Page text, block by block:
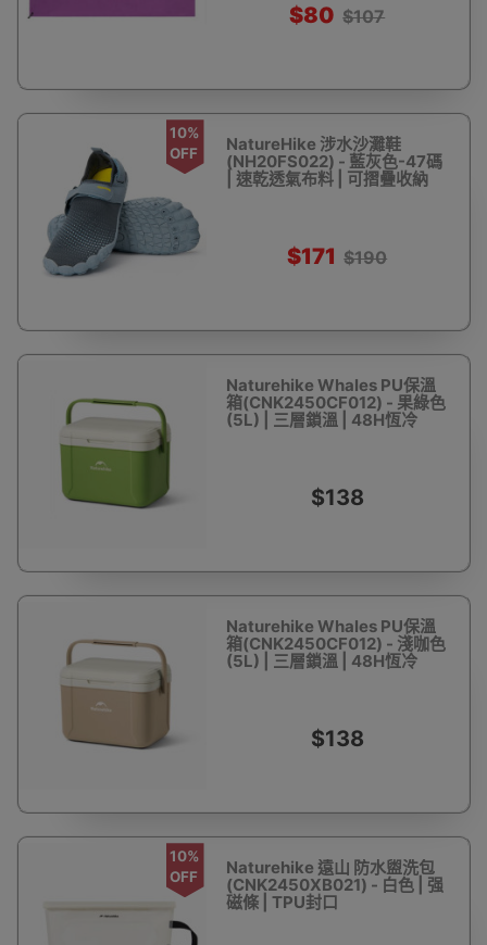
$80 $107
10%
OFF
NatureHike 涉水沙灘鞋
(NH20FS022) - 藍灰色-47碼
| 速乾透氣布料 | 可摺疊收納
$171 $190
Naturehike Whales PU保溫
箱(CNK2450CF012) - 果綠色
(5L) | 三層鎖溫 | 48H恆冷
$138
Naturehike Whales PU保溫
箱(CNK2450CF012) - 淺咖色
(5L) | 三層鎖溫 | 48H恆冷
$138
10%
OFF
Naturehike 遠山 防水盥洗包
(CNK2450XB021) - 白色 | 强
磁條 | TPU封口